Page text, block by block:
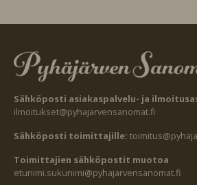
Sähköposti asiakaspalvelu- ja
ilmoitukset@pyhajarvensanomat.fi
Sähköposti toimittajille:
Toimittajien sähköpostit muotoa
etunimi.sukunimi@pyhajarvensanomat.fi